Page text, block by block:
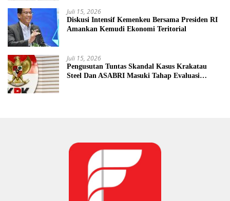
Juli 15, 2026
Diskusi Intensif Kemenkeu Bersama Presiden RI
Amankan Kemudi Ekonomi Teritorial
Juli 15, 2026
Pengusutan Tuntas Skandal Kasus Krakatau
Steel Dan ASABRI Masuki Tahap Evaluasi